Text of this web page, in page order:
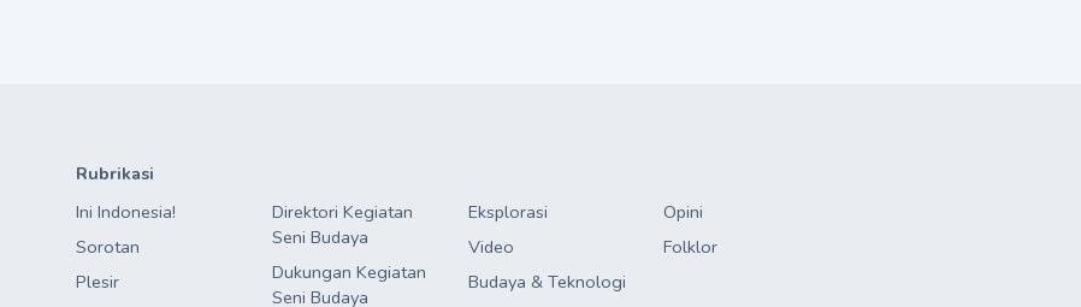
Rubrikasi
Ini Indonesia!
Sorotan
Plesir
Direktori Kegiatan
Seni Budaya
Dukungan Kegiatan
Seni Budaya
Eksplorasi
Video
Budaya & Teknologi
Opini
Folklor